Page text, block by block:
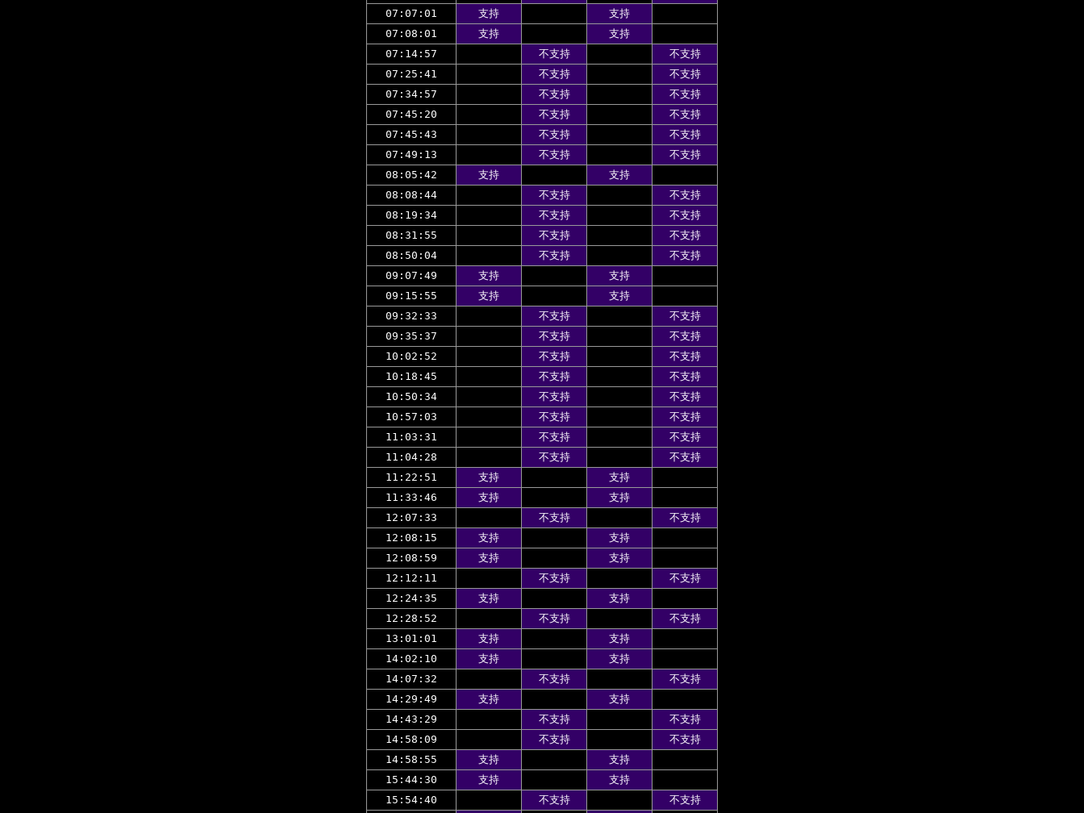
07:07:01
支持
支持
07:08:01
支持
支持
07:14:57
不支持
不支持
07:25:41
不支持
不支持
07:34:57
不支持
不支持
07:45:20
不支持
不支持
07:45:43
不支持
不支持
07:49:13
不支持
不支持
08:05:42
支持
支持
08:08:44
不支持
不支持
08:19:34
不支持
不支持
08:31:55
不支持
不支持
08:50:04
不支持
不支持
09:07:49
支持
支持
09:15:55
支持
支持
09:32:33
不支持
不支持
09:35:37
不支持
不支持
10:02:52
不支持
不支持
10:18:45
不支持
不支持
10:50:34
不支持
不支持
10:57:03
不支持
不支持
11:03:31
不支持
不支持
11:04:28
不支持
不支持
11:22:51
支持
支持
11:33:46
支持
支持
12:07:33
不支持
不支持
12:08:15
支持
支持
12:08:59
支持
支持
12:12:11
不支持
不支持
12:24:35
支持
支持
12:28:52
不支持
不支持
13:01:01
支持
支持
14:02:10
支持
支持
14:07:32
不支持
不支持
14:29:49
支持
支持
14:43:29
不支持
不支持
14:58:09
不支持
不支持
14:58:55
支持
支持
15:44:30
支持
支持
15:54:40
不支持
不支持